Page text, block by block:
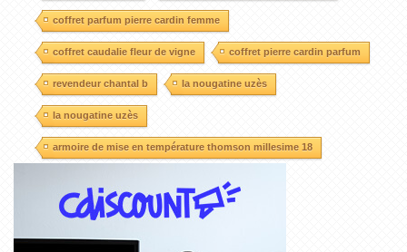
coffret parfum pierre cardin femme
coffret caudalie fleur de vigne coffret pierre cardin parfum
revendeur chantal b la nougatine uzès
la nougatine uzès
armoire de mise en température thomson millesime 18